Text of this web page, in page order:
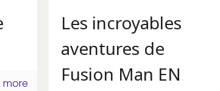
more
Les incroyables
aventures de
Fusion Man EN